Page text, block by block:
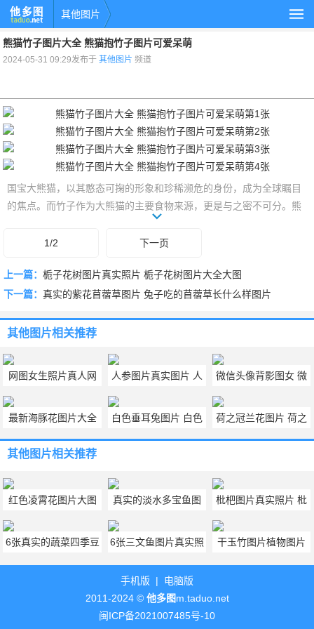
其他图片
熊猫竹子图片大全 熊猫抱竹子图片可爱呆萌
2024-05-31 09:29发布于其他图片 频道
国宝大熊猫，以其憨态可掬的形象和珍稀濒危的身份，成为全球瞩目
的焦点。而竹子作为大熊猫的主要食物来源，更是与之密不可分。熊
猫竹子图片大全，将带你领略这一对自然界最佳拍档的温馨与和谐。
无论是津津有味地啃食竹笋的大熊猫，还是郁郁葱葱的竹林美景，都
1/2 下一页
上一篇： 栀子花树图片真实照片 栀子花树图片大全大图
下一篇： 真实的紫花苜蓿草图片 兔子吃的苜蓿草长什么样图片
其他图片相关推荐
网图女生照片真人网
恋 网图女生真人高清
图片
人参图片真实图片 人
参图片植物图片大全
微信头像背影图女 微
信头像有气质的图片
最新海豚花图片大全
大图 海豚花的照片
白色垂耳兔图片 白色
垂耳兔图片可爱
荷之冠兰花图片 荷之
冠兰花图片欣赏
其他图片相关推荐
红色凌霄花图片大图
大全 红色凌霄花图片
真实照片
真实的淡水多宝鱼图
片 6张富贵多宝鱼图
片精选
枇杷图片真实照片 枇
6张真实的蔬菜四季豆
图片 四季豆图片实拍
6张三文鱼图片真实照
片 整条三文鱼图片高
清大全
干玉竹图片植物图片
中药材玉竹图片真实
手机版 | 电脑版
2011-2024 © 他多图m.taduo.net
闽ICP备2021007485号-10